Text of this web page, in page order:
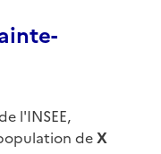
l'INSEE,
deX